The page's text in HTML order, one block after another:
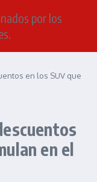
por los
en los SUV que
en el